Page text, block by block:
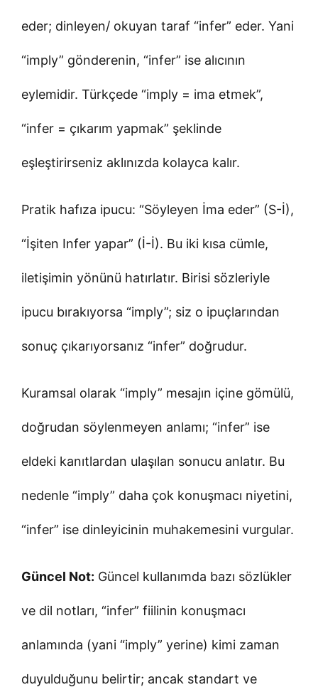
eder; dinleyen/ okuyan taraf “infer” eder. Yani
“imply” gönderenin, “infer” ise alıcının
eylemidir. Türkçede “imply = ima etmek”,
“infer = çıkarım yapmak” şeklinde
eşleştirirseniz aklınızda kolayca kalır.
Pratik hafıza ipucu: “Söyleyen İma eder” (S-İ),
“İşiten Infer yapar” (İ-İ). Bu iki kısa cümle,
iletişimin yönünü hatırlatır. Birisi sözleriyle
ipucu bırakıyorsa “imply”; siz o ipuçlarından
sonuç çıkarıyorsanız “infer” doğrudur.
Kuramsal olarak “imply” mesajın içine gömülü,
doğrudan söylenmeyen anlamı; “infer” ise
eldeki kanıtlardan ulaşılan sonucu anlatır. Bu
nedenle “imply” daha çok konuşmacı niyetini,
“infer” ise dinleyicinin muhakemesini vurgular.
Güncel Not: Güncel kullanımda bazı sözlükler
ve dil notları, “infer” fiilinin konuşmacı
anlamında (yani “imply” yerine) kimi zaman
duyulduğunu belirtir; ancak standart ve